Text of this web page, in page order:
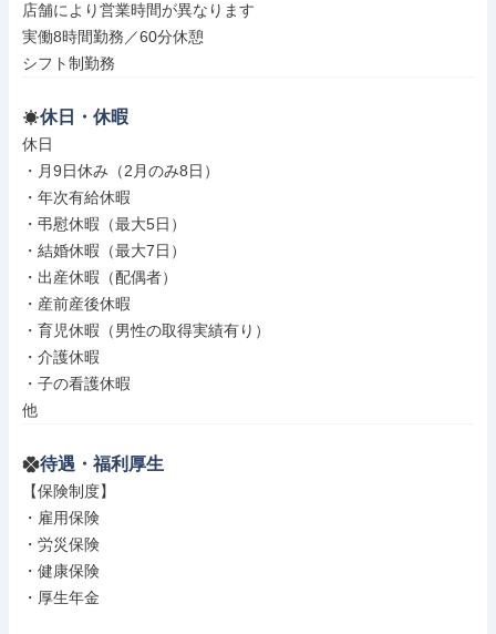
店舗により営業時間が異なります
実働8時間勤務／60分休憩
シフト制勤務
休日・休暇
休日
・月9日休み（2月のみ8日）
・年次有給休暇
・弔慰休暇（最大5日）
・結婚休暇（最大7日）
・出産休暇（配偶者）
・産前産後休暇
・育児休暇（男性の取得実績有り）
・介護休暇
・子の看護休暇
他
待遇・福利厚生
【保険制度】
・雇用保険
・労災保険
・健康保険
・厚生年金